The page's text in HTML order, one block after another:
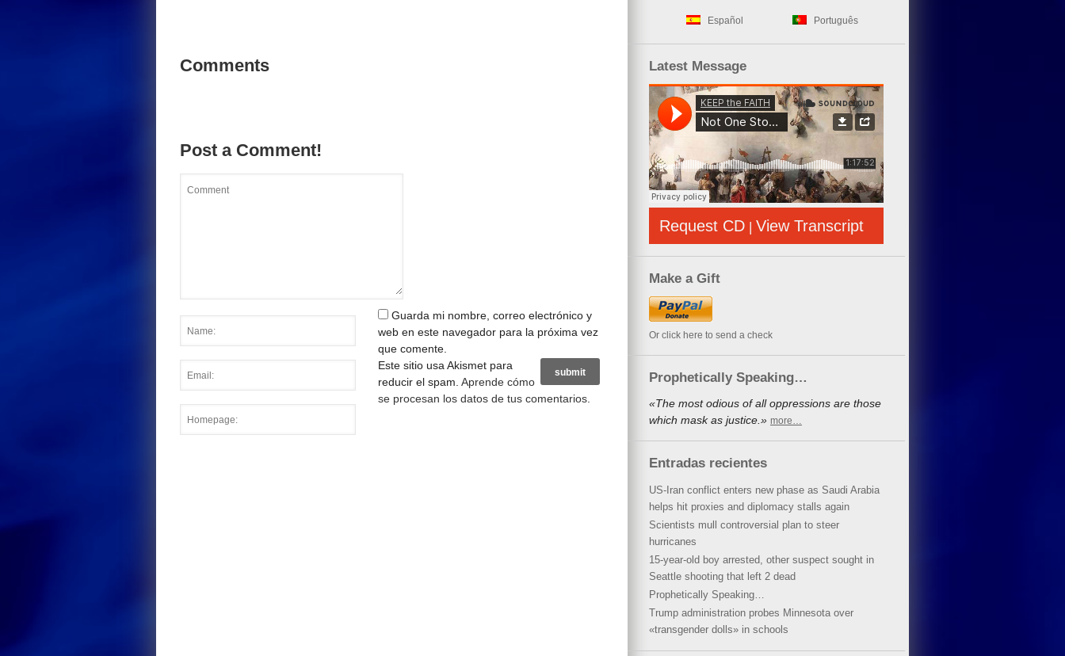
Comments
Post a Comment!
Guarda mi nombre, correo electrónico y
web en este navegador para la próxima vez
que comente.
Este sitio usa Akismet para
reducir el spam. Aprende cómo
se procesan los datos de tus comentarios
Español Português
Latest Message
Request CD | View Transcript
Make a Gift
Or click here to send a check
Prophetically Speaking…
«The most odious of all oppressions are those
which mask as justice.» more…
Entradas recientes
US-Iran conflict enters new phase as Saudi Arabia
helps hit proxies and diplomacy stalls again
Scientists mull controversial plan to steer
hurricanes
15-year-old boy arrested, other suspect sought in
Seattle shooting that left 2 dead
Prophetically Speaking…
Trump administration probes Minnesota over
«transgender dolls» in schools